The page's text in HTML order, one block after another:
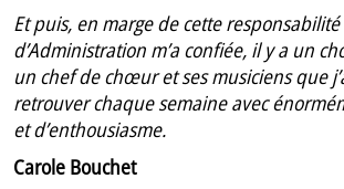
Et puis, en marge de cette
d’Administration m’a confiée, il y a un
un chef de chœur et ses musiciens que
retrouver chaque semaine avec
et d’enthousiasme.
Carole Bouchet